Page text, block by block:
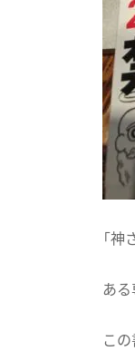
「
ある
こ